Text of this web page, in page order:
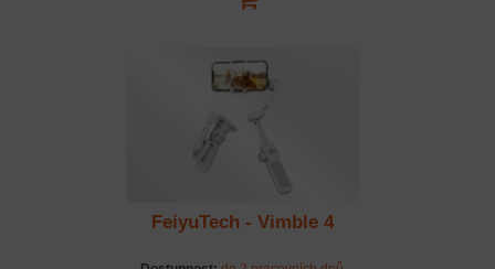
FeiyuTech - Vimble 4